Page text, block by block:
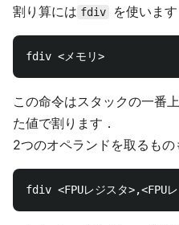
割り算には fdiv を使います
この命令はスタックの一番
た値で割ります．
2つのオペランドを取るもの